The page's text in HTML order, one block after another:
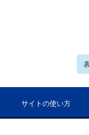
サイトの使い方